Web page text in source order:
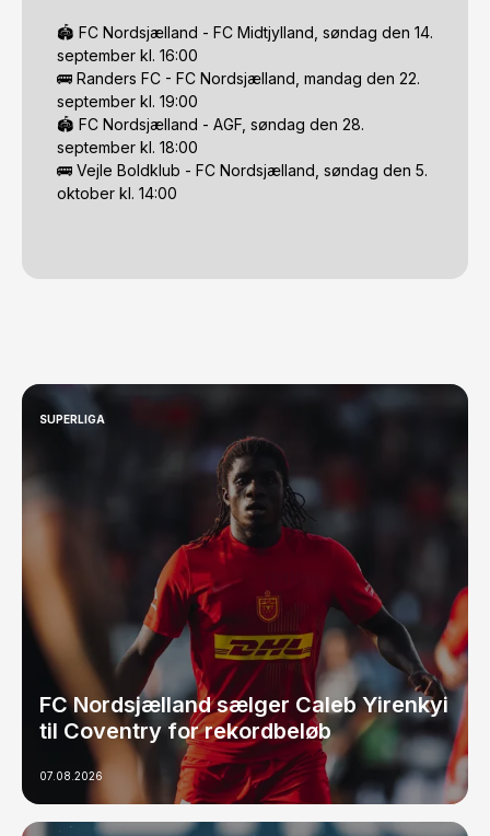
🏟️ FC Nordsjælland - FC Midtjylland, søndag den 14.
september kl. 16:00
🚌 Randers FC - FC Nordsjælland, mandag den 22.
september kl. 19:00
🏟️ FC Nordsjælland - AGF, søndag den 28.
september kl. 18:00
🚌 Vejle Boldklub - FC Nordsjælland, søndag den 5.
oktober kl. 14:00
SUPERLIGA
FC Nordsjælland sælger Caleb Yirenkyi
til Coventry for rekordbeløb
07.08.2026